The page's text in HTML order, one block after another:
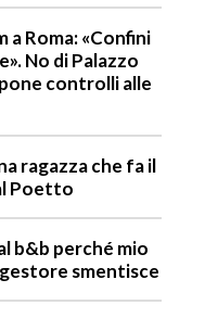
a Roma: «Confini
No di Palazzo
controlli alle
ragazza che fa il
Poetto
b&b perché mio
smentisce